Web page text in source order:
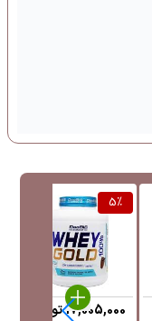
5%
17,005,000تومان